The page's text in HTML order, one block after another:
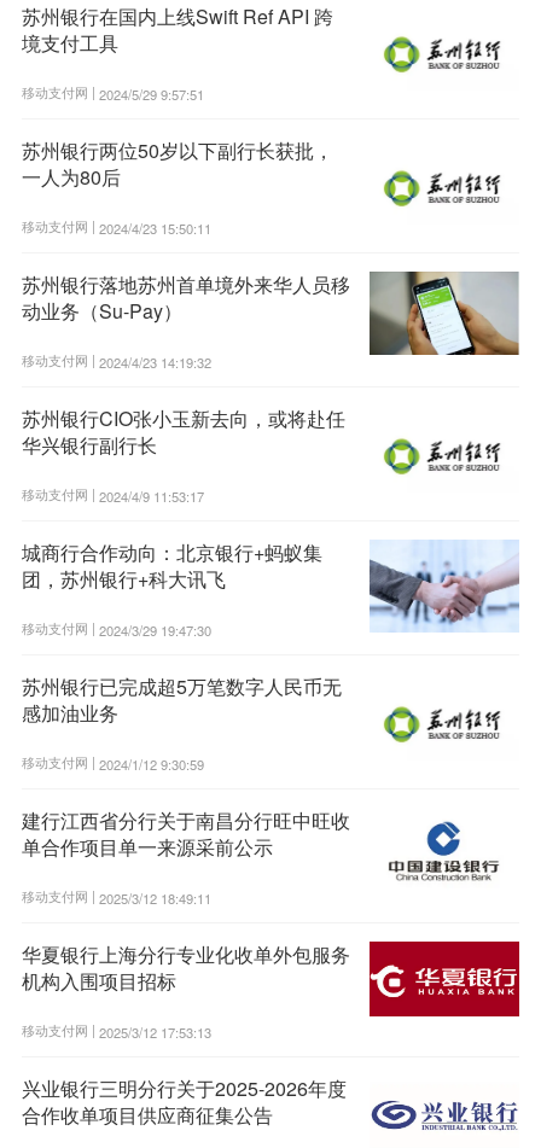
苏州银行在国内上线Swift Ref API 跨
境支付工具
移动支付网 | 2024/5/29 9:57:51
苏州银行两位50岁以下副行长获批，
一人为80后
移动支付网 | 2024/4/23 15:50:11
苏州银行落地苏州首单境外来华人员移
动业务（Su-Pay）
移动支付网 | 2024/4/23 14:19:32
苏州银行CIO张小玉新去向，或将赴任
华兴银行副行长
移动支付网 | 2024/4/9 11:53:17
城商行合作动向：北京银行+蚂蚁集
团，苏州银行+科大讯飞
移动支付网 | 2024/3/29 19:47:30
苏州银行已完成超5万笔数字人民币无
感加油业务
移动支付网 | 2024/1/12 9:30:59
建行江西省分行关于南昌分行旺中旺收
单合作项目单一来源采前公示
移动支付网 | 2025/3/12 18:49:11
华夏银行上海分行专业化收单外包服务
机构入围项目招标
移动支付网 | 2025/3/12 17:53:13
兴业银行三明分行关于2025-2026年度
合作收单项目供应商征集公告